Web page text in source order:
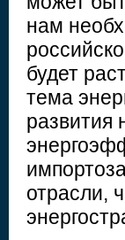
нам
будет
тема
развития
отрасли,